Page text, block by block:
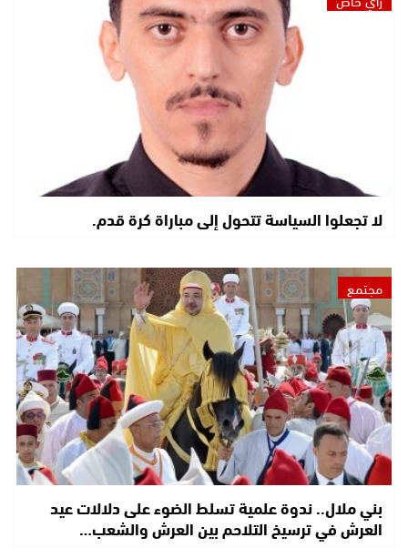
لا تجعلوا السياسة تتحول إلى مباراة كرة قدم.
مجتمع
بني ملال.. ندوة علمية تسلط الضوء على دلالات عيد
العرش في ترسيخ التلاحم بين العرش والشعب…